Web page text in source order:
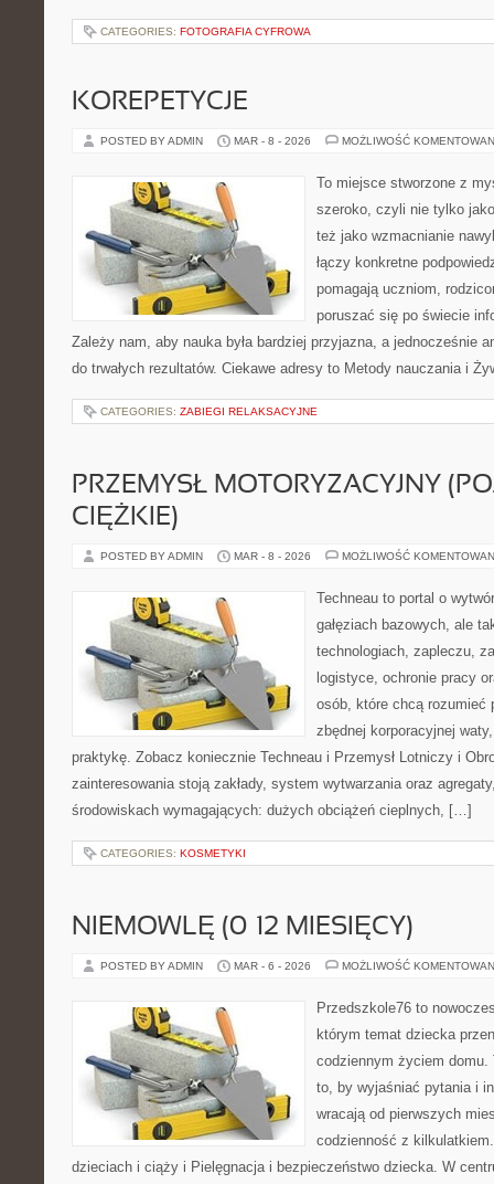
CATEGORIES: FOTOGRAFIA CYFROWA
KOREPETYCJE
POSTED BY ADMIN MAR - 8 - 2026 MOŻLIWOŚĆ
To miejsce stworzone z
szeroko, czyli nie tylko
też jako wzmacnianie
łączy konkretne
pomagają uczniom,
poruszać się po świecie
Zależy nam, aby nauka była bardziej przyjazna, a jednocześnie
do trwałych rezultatów. Ciekawe adresy to Metody nauczania i
CATEGORIES: ZABIEGI RELAKSACYJNE
PRZEMYSŁ MOTORYZACYJNY
CIĘŻKIE)
POSTED BY ADMIN MAR - 8 - 2026 MOŻLIWOŚĆ
Techneau to portal o
gałęziach bazowych, ale
technologiach, zapleczu,
logistyce, ochronie pracy
osób, które chcą rozumieć
zbędnej korporacyjnej
praktykę. Zobacz koniecznie Techneau i Przemysł Lotniczy i
zainteresowania stoją zakłady, system wytwarzania oraz
środowiskach wymagających: dużych obciążeń cieplnych, […]
CATEGORIES: KOSMETYKI
NIEMOWLĘ (0–12 MIESIĘCY)
POSTED BY ADMIN MAR - 6 - 2026 MOŻLIWOŚĆ
Przedszkole76 to
którym temat dziecka
codziennym życiem domu.
to, by wyjaśniać pytania i
wracają od pierwszych
codzienność z
dzieciach i ciąży i Pielęgnacja i bezpieczeństwo dziecka. W